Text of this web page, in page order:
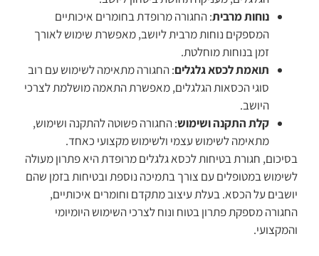
נוחות מרבית: החגורה מרופדת בחומרים איכותיים
המספקים נוחות מרבית ליושב, מאפשרת שימוש לאורך
זמן בנוחות מוחלטת.
תואמת לכסא גלגלים: החגורה מתאימה לשימוש עם רוב
סוגי הכסאות הגלגלים, מאפשרת התאמה מושלמת לצרכי
היושב.
קלת התקנה ושימוש: החגורה פשוטה להתקנה ושימוש,
מתאימה לשימוש עצמי ולשימוש מקצועי כאחד.
בסיכום, חגורת בטיחות לכסא גלגלים מרופדת היא פתרון מעולה
לשימוש במטופלים עם צורך בתמיכה נוספת ובטיחות בזמן שהם
יושבים על הכסא. בעלת עיצוב מתקדם וחומרים איכותיים,
החגורה מספקת פתרון בטוח ונוח לצרכי השימוש היומיומי
והמקצועי.